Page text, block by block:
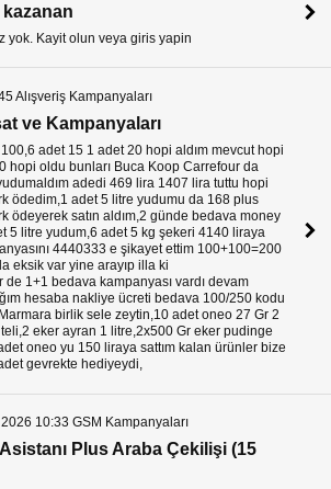
yok. Kayit olun veya giris yapin
Alışveriş Kampanyaları
ve Kampanyaları
adet 15 1 adet 20 hopi aldım mevcut hopi
hopi oldu bunları Buca Koop Carrefour da
adedi 469 lira 1407 lira tuttu hopi
ödedim,1 adet 5 litre yudumu da 168 plus
ödeyerek satın aldım,2 günde bedava money
5 litre yudum,6 adet 5 kg şekeri 4140 liraya
4440333 e şikayet ettim 100+100=200
eksik var yine arayıp illa ki
1+1 bedava kampanyası vardı devam
hesaba nakliye ücreti bedava 100/250 kodu
birlik sele zeytin,10 adet oneo 27 Gr 2
eker ayran 1 litre,2x500 Gr eker pudinge
oneo yu 150 liraya sattım kalan ürünler bize
gevrekte hediyeydi,
10:33 GSM Kampanyaları
Plus Araba Çekilişi (15